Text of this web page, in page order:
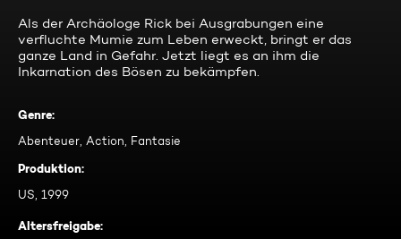
Als der Archäologe Rick bei Ausgrabungen eine
verfluchte Mumie zum Leben erweckt, bringt er das
ganze Land in Gefahr. Jetzt liegt es an ihm die
Inkarnation des Bösen zu bekämpfen.
Genre:
Abenteuer, Action, Fantasie
Produktion:
US, 1999
Altersfreigabe: